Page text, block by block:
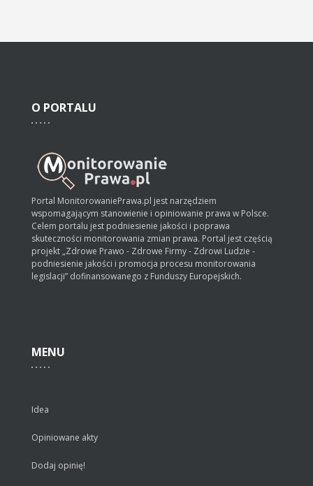
O PORTALU
Portal MonitorowaniePrawa.pl jest narzędziem
wspomagającym stanowienie i opiniowanie prawa w Polsce.
Celem portalu jest podniesienie jakości i poprawa
skuteczności monitorowania zmian prawa. Portal jest częścią
projekt „Zdrowe Prawo - Zdrowe Firmy - Zdrowi Ludzie -
podniesienie jakości i promocja procesu monitorowania
legislacji” dofinansowanego z Funduszy Europejskich.
MENU
Idea
Opiniowane akty
Dodaj opinię!